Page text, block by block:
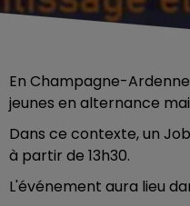
En Champagne-
jeunes en alternance
Dans ce contexte, un
à partir de 13h30.
L'événement aura lieu